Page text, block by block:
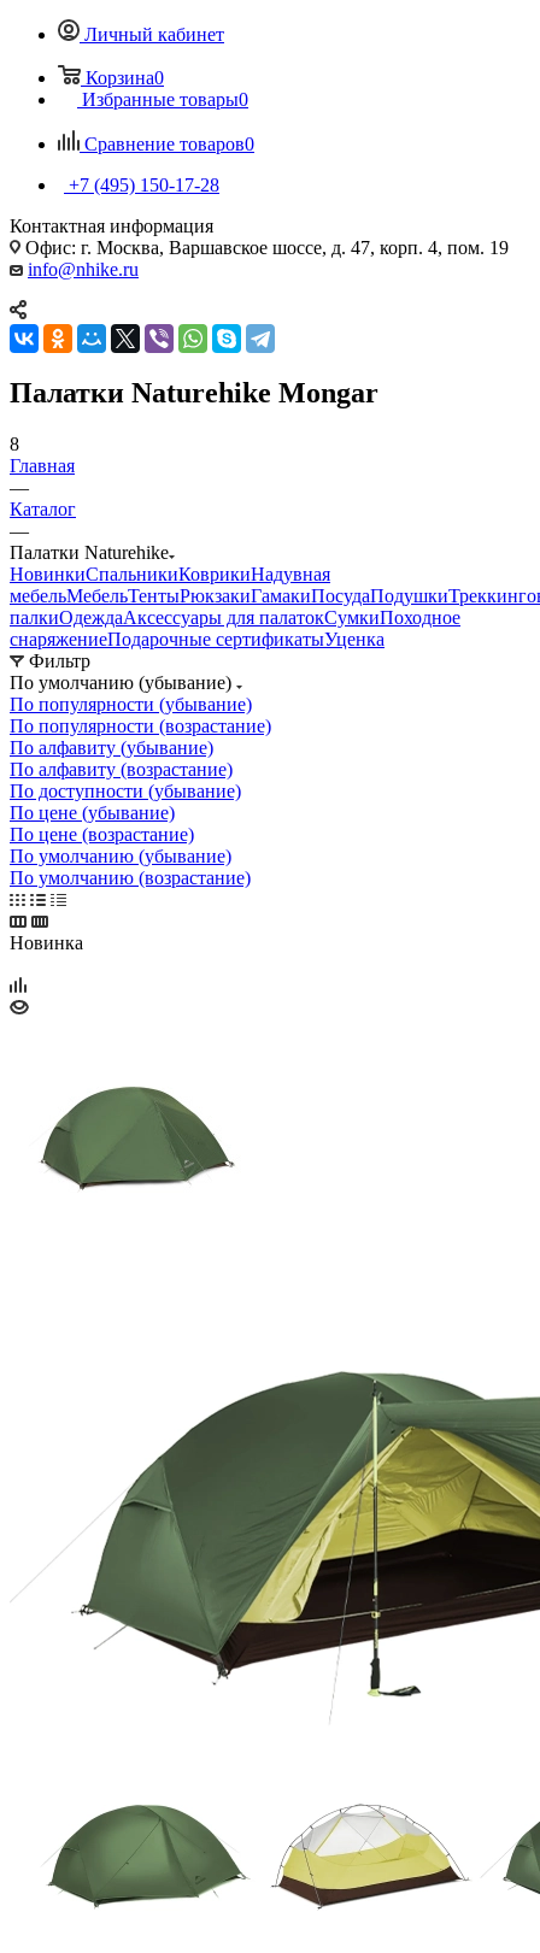
Личный кабинет
Корзина0
Избранные товары0
Сравнение товаров0
+7 (495) 150-17-28
Контактная информация
Офис: г. Москва, Варшавское шоссе, д. 47, корп. 4, пом. 19
info@nhike.ru
Палатки Naturehike Mongar
8
Главная
—
Каталог
—
Палатки Naturehike
НовинкиСпальникиКоврикиНадувная
мебельМебельТентыРюкзакиГамакиПосудаПодушки
палкиОдеждаАксессуары для палатокСумкиПоходное
снаряжениеПодарочные сертификатыУценка
Фильтр
По умолчанию (убывание)
По популярности (убывание)
По популярности (возрастание)
По алфавиту (убывание)
По алфавиту (возрастание)
По доступности (убывание)
По цене (убывание)
По цене (возрастание)
По умолчанию (убывание)
По умолчанию (возрастание)
Новинка